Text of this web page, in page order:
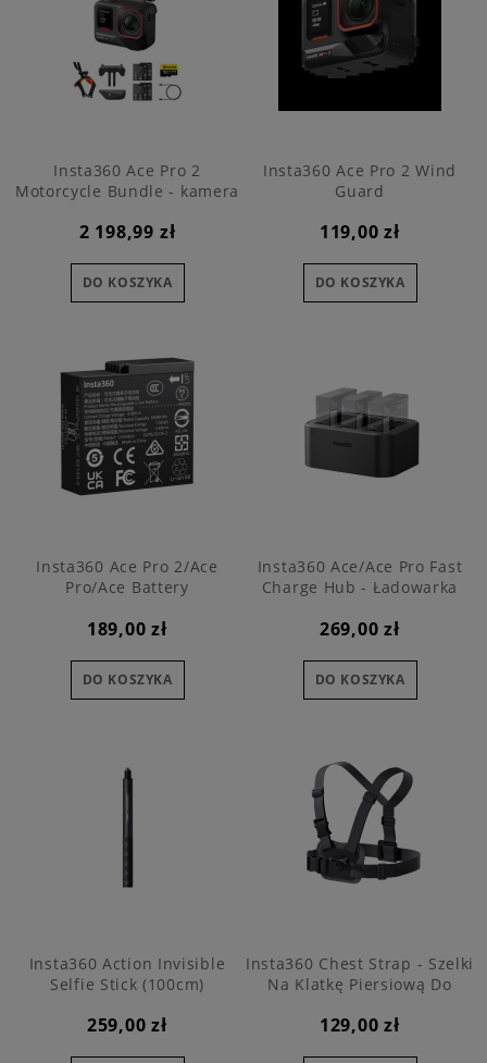
Insta360 Ace Pro 2
Motorcycle Bundle - kamera
2 198,99 zł
DO KOSZYKA
Insta360 Ace Pro 2 Wind
Guard
119,00 zł
DO KOSZYKA
Insta360 Ace Pro 2/Ace
Pro/Ace Battery
189,00 zł
DO KOSZYKA
Insta360 Ace/Ace Pro Fast
Charge Hub - Ładowarka
269,00 zł
DO KOSZYKA
Insta360 Action Invisible
Selfie Stick (100cm)
259,00 zł
Insta360 Chest Strap - Szelki
Na Klatkę Piersiową Do
129,00 zł